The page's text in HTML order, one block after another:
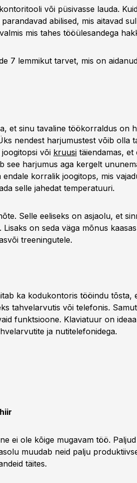
või püsivasse lauda.
abilised, mis aitavad
mis tahes tööülesandega
7 lemmikut tarvet, mis on
et sinu tavaline töökorraldus on
nendest harjumustest võib olla
või kruusi täiendamas,
see harjumus aga kergelt
korralik joogitops, mis
selle jahedat temperatuuri.
Selle eeliseks on asjaolu, et
on seda väga mõnus
treeningutele.
ka kodukontoris tööindu tõsta,
tahvelarvutis või telefonis.
funktsioone. Klaviatuur on
ja nutitelefonidega.
ei ole kõige mugavam töö.
muudab neid palju
täites.